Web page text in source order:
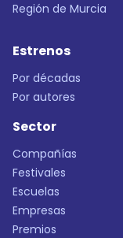
Región de Murcia
Estrenos
Por décadas
Por autores
Sector
Compañías
Festivales
Escuelas
Empresas
Premios